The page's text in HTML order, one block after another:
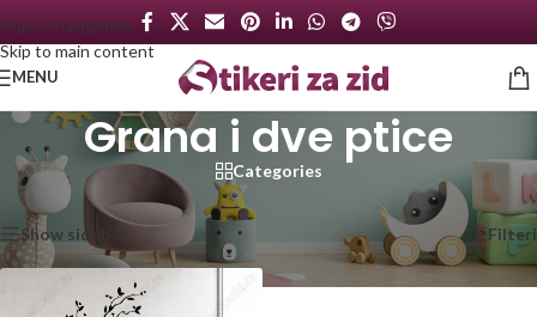
Skip to navigation
Skip to main content
MENU
Grana i dve ptice
Categories
Početna
Proizvod označen „Grana i dve ptice“ Prikazan jedan rezultat
Show sidebar Filteri